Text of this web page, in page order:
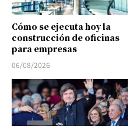
Cómo se ejecuta hoy la
construcción de oficinas
para empresas
06/08/2026